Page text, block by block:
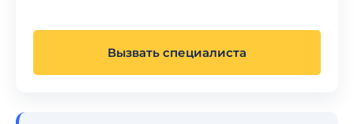
Вызвать специалиста